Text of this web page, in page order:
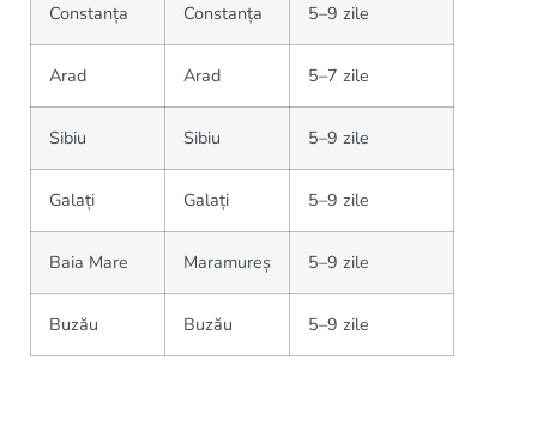
Constanța Constanța 5–9 zile
Arad Arad 5–7 zile
Sibiu Sibiu 5–9 zile
Galați Galați 5–9 zile
Baia Mare Maramureș 5–9 zile
Buzău Buzău 5–9 zile